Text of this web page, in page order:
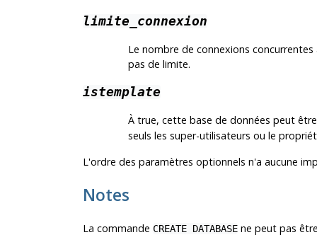
limite_connexion
Le nombre de connexions
pas de limite.
istemplate
À true, cette base de données peut
seuls les super-utilisateurs ou le
L'ordre des paramètres optionnels n'a aucune
Notes
La commande CREATE DATABASEne peut pas